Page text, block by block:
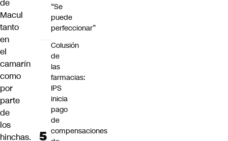
de
Macul
tanto
en
el
camarín
como
por
parte
de
los
hinchas.
“Se
puede
perfeccionar”
Colusión
de
las
farmacias:
IPS
inicia
pago
de
compensaciones